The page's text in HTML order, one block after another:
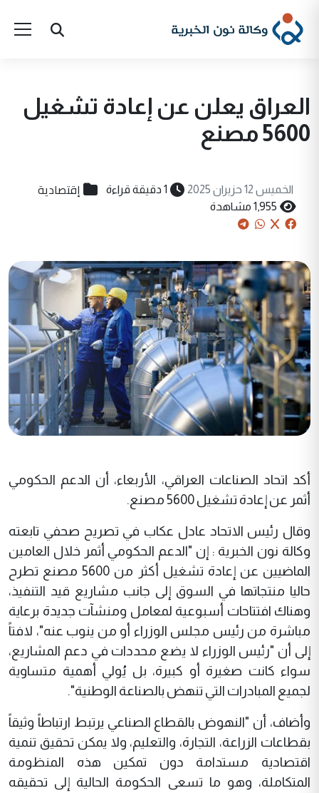
العراق يعلن عن إعادة تشغيل
5600 مصنع
الخميس 12 حزيران 2025 1 دقيقة قراءة إقتصادية
1,955 مشاهدة
أكد اتحاد الصناعات العراقي، الأربعاء، أن الدعم الحكومي
أثمر عن إعادة تشغيل 5600 مصنع.
وقال رئيس الاتحاد عادل عكاب في تصريح صحفي تابعته
وكالة نون الخبرية : إن "الدعم الحكومي أثمر خلال العامين
الماضيين عن إعادة تشغيل أكثر من 5600 مصنع تطرح
حاليا منتجاتها في السوق إلى جانب مشاريع قيد التنفيذ،
وهناك افتتاحات أسبوعية لمعامل ومنشآت جديدة برعاية
مباشرة من رئيس مجلس الوزراء أو من ينوب عنه"، لافتاً
إلى أن "رئيس الوزراء لا يضع محددات في دعم المشاريع،
سواء كانت صغيرة أو كبيرة، بل يُولي أهمية متساوية
لجميع المبادرات التي تنهض بالصناعة الوطنية".
وأضاف، أن "النهوض بالقطاع الصناعي يرتبط ارتباطاً وثيقاً
بقطاعات الزراعة، التجارة، والتعليم، ولا يمكن تحقيق تنمية
اقتصادية مستدامة دون تمكين هذه المنظومة
المتكاملة، وهو ما تسعى الحكومة الحالية إلى تحقيقه